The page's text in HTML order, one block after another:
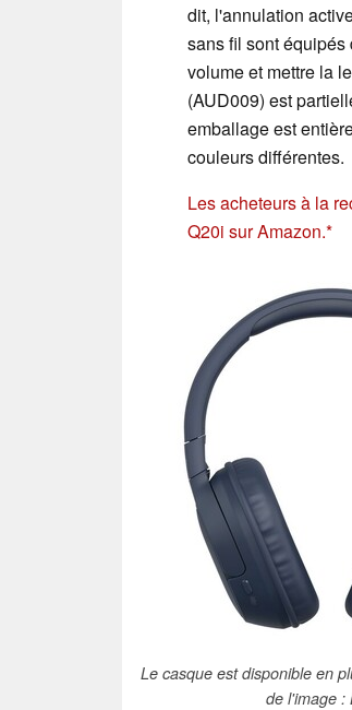
dit, l'annulation
sans fil sont
volume et mettre la
(AUD009) est
emballage est
couleurs différentes.
Les acheteurs à la
Q20i sur Amazon.
Le casque est disponible en
de l'image :